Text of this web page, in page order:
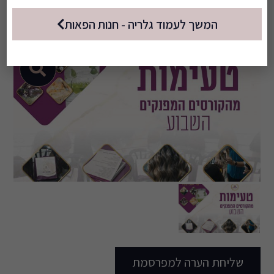
לדף העסקי שלנו
שליחת הערה למפרסמת
המשך לעמוד גלריה - חנות הפאות